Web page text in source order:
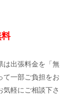
は出張料金を「無
て一部ご負担をお
軽にご相談下さ